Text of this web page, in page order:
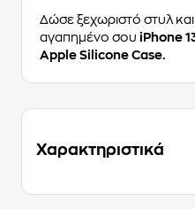
Δώσε ξεχωριστό στυλ
αγαπημένο σου iPhone
Apple Silicone Case.
Χαρακτηριστικά